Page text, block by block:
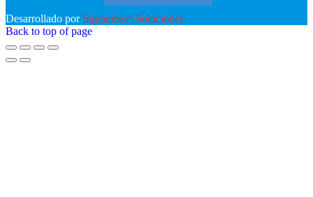
Desarrollado por Sigmaideas Soluciones
Back to top of page